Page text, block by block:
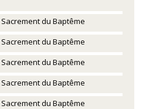
du Baptême
du Baptême
du Baptême
du Baptême
du Baptême